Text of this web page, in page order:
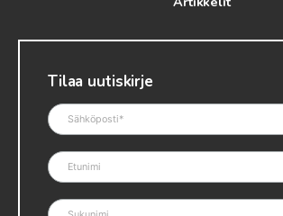
Tilaa uutiskirje